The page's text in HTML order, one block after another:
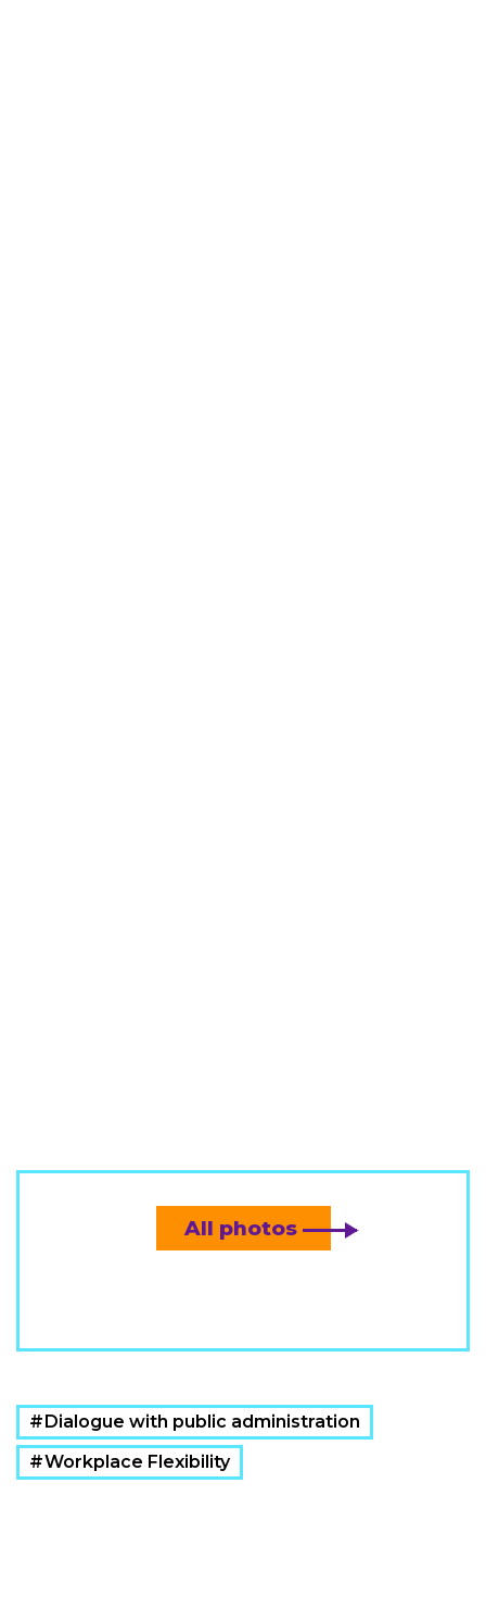
All photos
Dialogue with public administration
Workplace Flexibility